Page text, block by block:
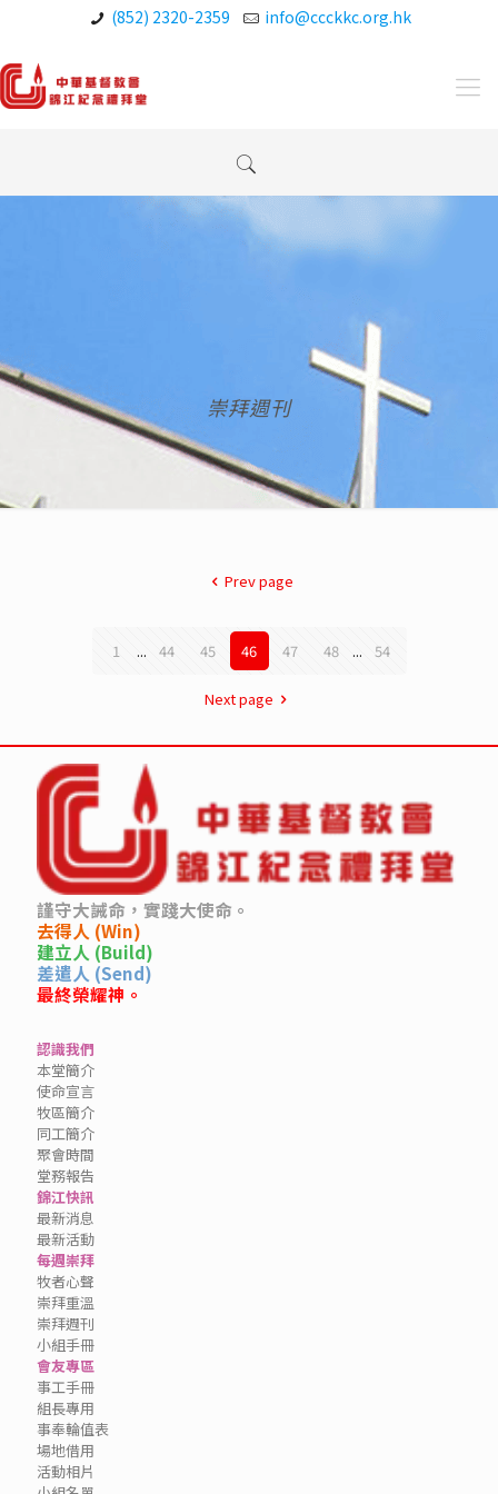
(852) 2320-2359 info@ccckkc.org.hk
崇拜週刊
Prev page
1 ... 44 45 46 47 48 ... 54
Next page
謹守大誡命，實踐大使命。
去得人 (Win)
建立人 (Build)
差遣人 (Send)
最終榮耀神。
認識我們
本堂簡介
使命宣言
牧區簡介
同工簡介
聚會時間
堂務報告
錦江快訊
最新消息
最新活動
每週崇拜
牧者心聲
崇拜重溫
崇拜週刊
小組手冊
會友專區
事工手冊
組長專用
事奉輪值表
場地借用
活動相片